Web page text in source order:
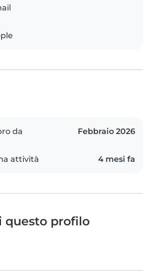
da Febbraio 2026
attività 4 mesi fa
questo profilo